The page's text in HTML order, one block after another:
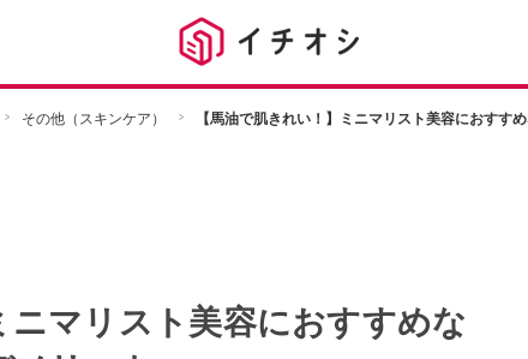
その他（スキンケア） 【馬油で肌きれい！】ミニマリスト美容におすす
ニマリスト美容におすすめな